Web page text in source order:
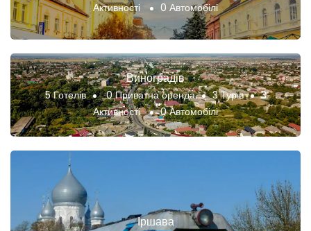
Активності
0 Автомобілі
Виноградів
5 Готелів 0 Приватна оренда 3 Турів
3
Активності
0 Автомобілі
Іршава